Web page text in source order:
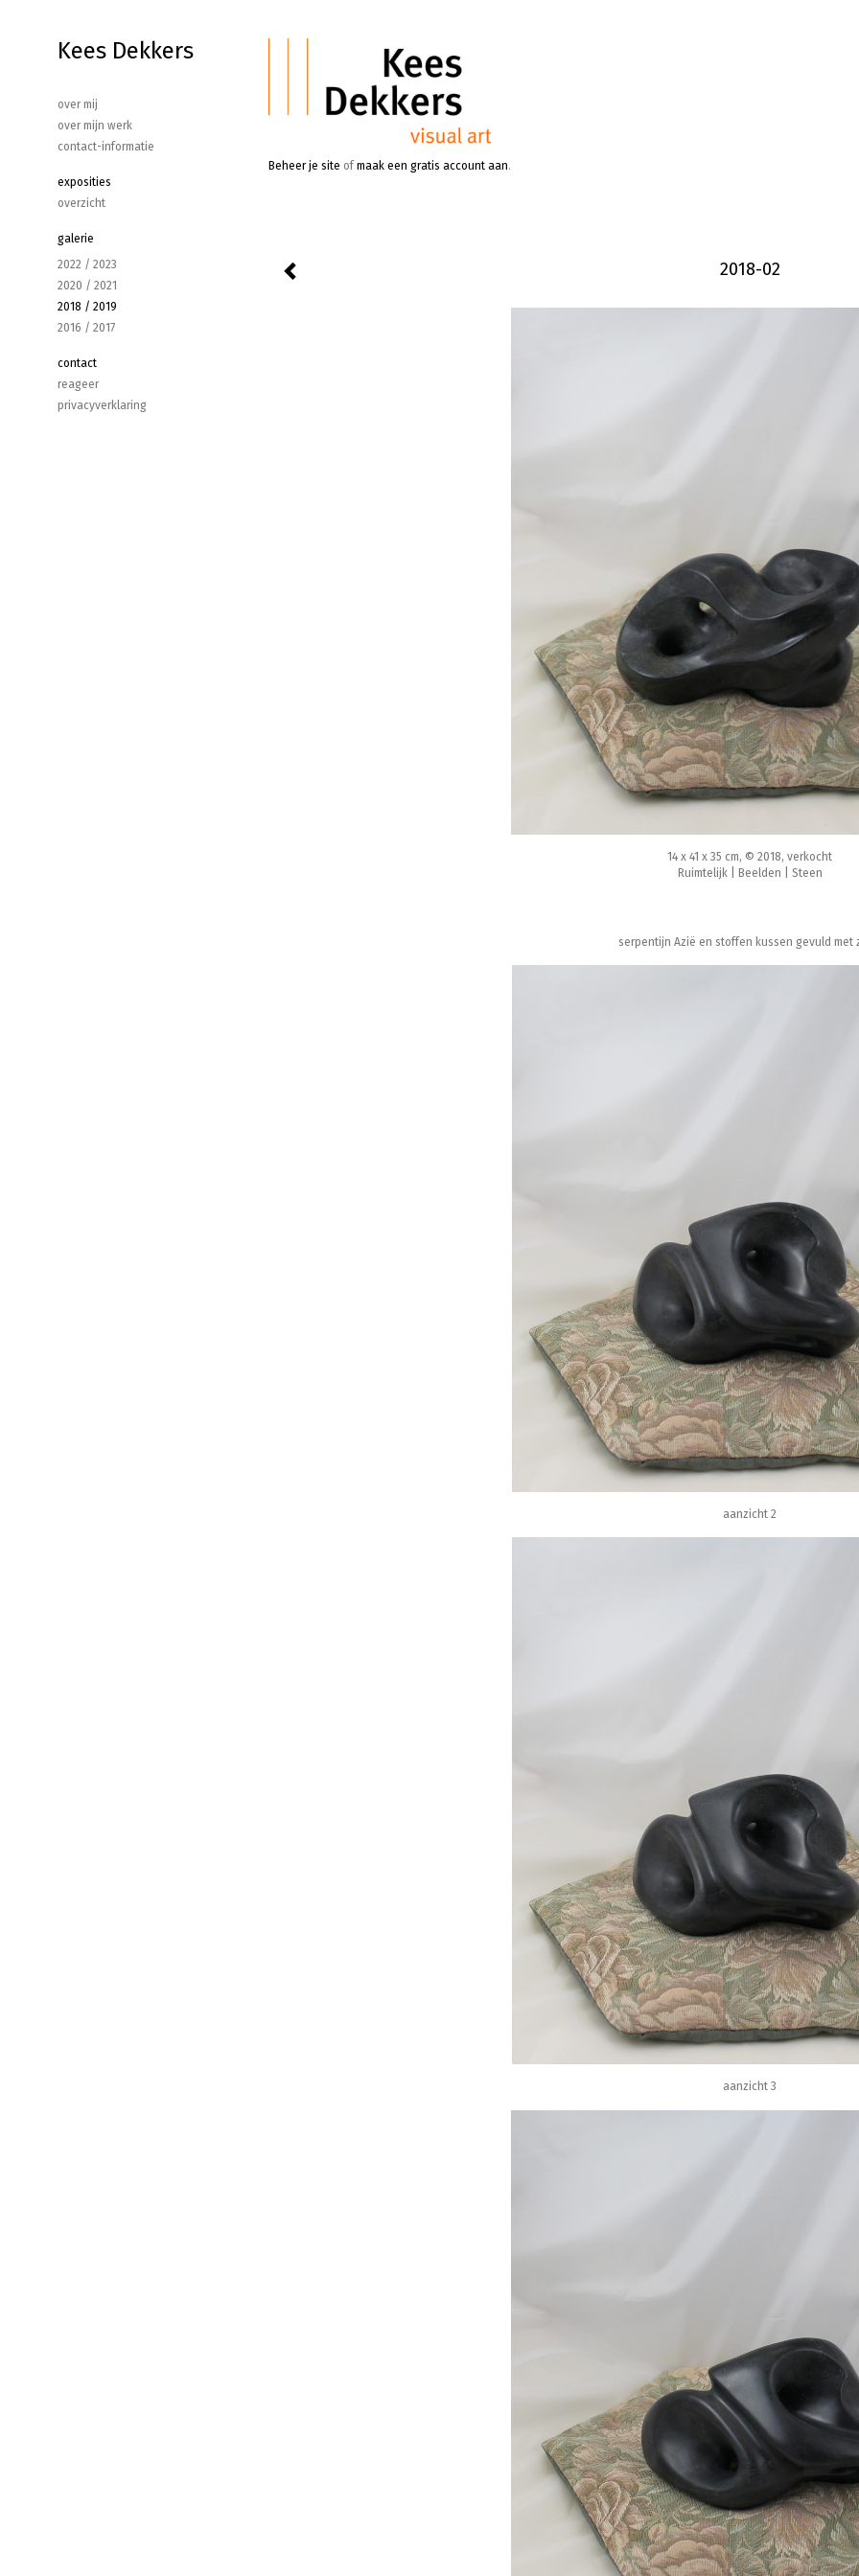
Beheer je site of maak een gratis account aan.
2018-02
14 x 41 x 35 cm, © 2018, verkocht
Ruimtelijk | Beelden | Steen
serpentijn Azië en stoffen kussen gevuld met
aanzicht 2
aanzicht 3
Kees Dekkers
over mij
over mijn werk
contact-informatie
exposities
overzicht
galerie
2022 / 2023
2020 / 2021
2018 / 2019
2016 / 2017
contact
reageer
privacyverklaring